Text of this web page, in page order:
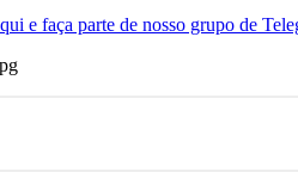
e faça parte de nosso grupo de